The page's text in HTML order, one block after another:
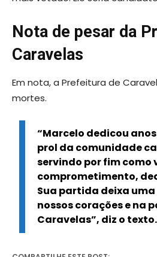
Nota de pesar da
Caravelas
Em nota, a Prefeitura de
mortes.
“Marcelo dedicou
prol da comunidade
servindo por fim como
comprometimento,
Sua partida deixa
nossos corações e na
Caravelas”, diz o texto.